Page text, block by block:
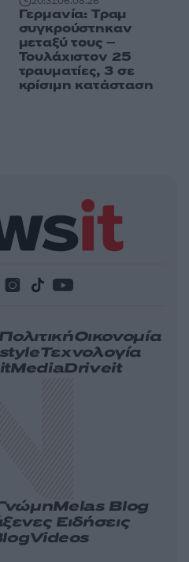
Γερμανία: Tραμ
συγκρούστηκαν
μεταξύ τους –
Τουλάχιστον 25
τραυματίες, 3 σε
κρίσιμη κατάσταση
Οικονομία
Τεχνολογία
MediaDriveit
Melas Blog
Ειδήσεις
Videos